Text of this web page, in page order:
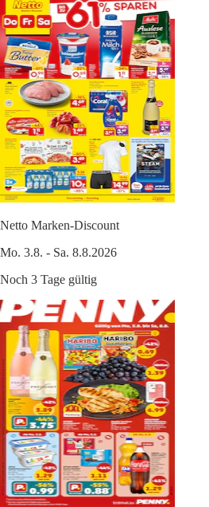
Netto Marken-Discount
Mo. 3.8. - Sa. 8.8.2026
Noch 3 Tage gültig